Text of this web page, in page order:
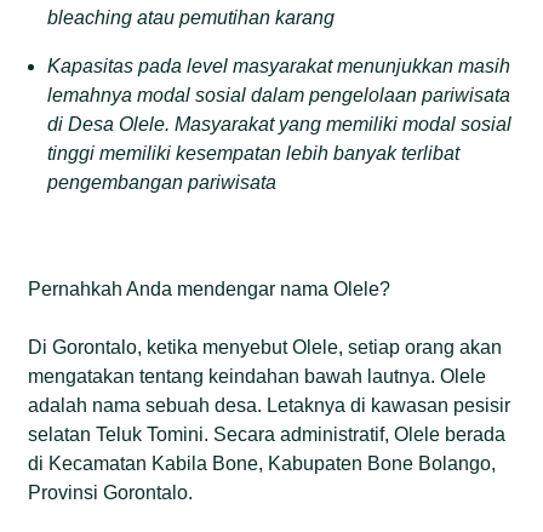
bleaching atau pemutihan karang
Kapasitas pada level masyarakat menunjukkan masih
lemahnya modal sosial dalam pengelolaan pariwisata
di Desa Olele. Masyarakat yang memiliki modal sosial
tinggi memiliki kesempatan lebih banyak terlibat
pengembangan pariwisata
Pernahkah Anda mendengar nama Olele?
Di Gorontalo, ketika menyebut Olele, setiap orang akan
mengatakan tentang keindahan bawah lautnya. Olele
adalah nama sebuah desa. Letaknya di kawasan pesisir
selatan Teluk Tomini. Secara administratif, Olele berada
di Kecamatan Kabila Bone, Kabupaten Bone Bolango,
Provinsi Gorontalo.